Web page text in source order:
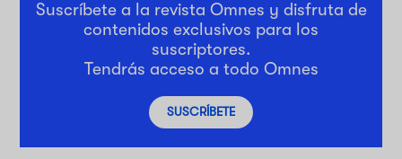
Suscríbete a la revista Omnes y disfruta de
contenidos exclusivos para los
suscriptores.
Tendrás acceso a todo Omnes
SUSCRÍBETE